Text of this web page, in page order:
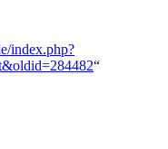
index.php?
“